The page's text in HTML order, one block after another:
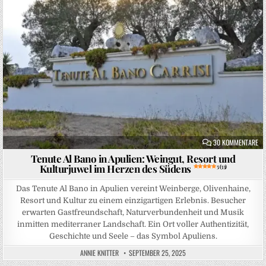
30 KOMMENTAREZU
Tenute Al Bano in Apulien: Weingut, Resort und
Kulturjuwel im Herzen des Südens 5 (33)
Das Tenute Al Bano in Apulien vereint Weinberge, Olivenhaine,
Resort und Kultur zu einem einzigartigen Erlebnis. Besucher
erwarten Gastfreundschaft, Naturverbundenheit und Musik
inmitten mediterraner Landschaft. Ein Ort voller Authentizität,
Geschichte und Seele – das Symbol Apuliens.
ANNIE KNITTER SEPTEMBER 25, 2025